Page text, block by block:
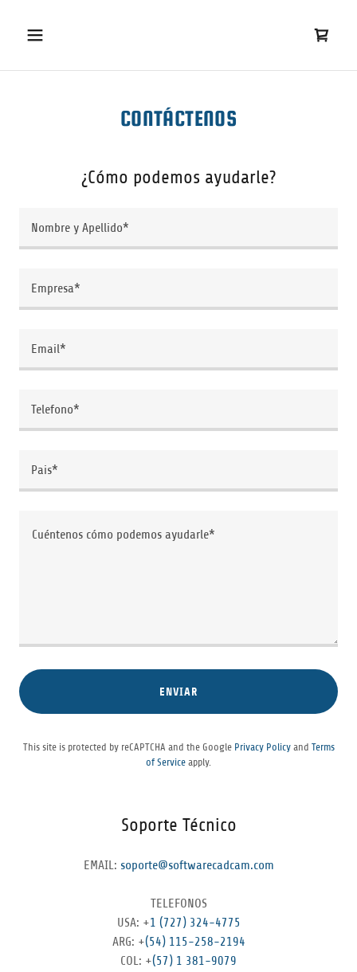
CONTÁCTENOS
¿Cómo podemos ayudarle?
Nombre y Apellido*
Empresa*
Email*
Telefono*
Pais*
ENVIAR
This site is protected by reCAPTCHA and the Google Privacy Policyand Terms
of Service apply.
Soporte Técnico
EMAIL: soporte@softwarecadcam.com
TELEFONOS
USA: +1 (727) 324-4775
ARG: +(54) 115-258-2194
COL: +(57) 1 381-9079